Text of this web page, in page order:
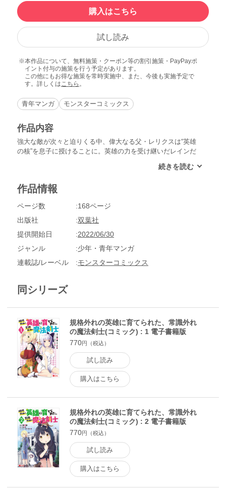
購入はこちら
試し読み
本作品について、無料施策・クーポン等の割引施策・PayPayポ
イント付与の施策を行う予定があります。
この他にもお得な施策を常時実施中、また、今後も実施予定で
す。詳しくは こちら 。
青年マンガ モンスターコミックス
作品内容
強大な敵が次々と迫りくる中、偉大なる父・レリクスは“英雄
の核”を息子に授けることに。英雄の力を受け継いだレインだ
った・・・・・・。レインは仲間のため、世界の平和を守るた
世界転生ファンタジー、感動のフィナーレ!!
作品情報
ページ数
168ページ
出版社
双葉社
提供開始日
2022/06/30
ジャンル
少年・青年マンガ
連載誌/レーベル
モンスターコミックス
同シリーズ
規格外れの英雄に育てられた、常識外れ
の魔法剣士(コミック) : 1 電子書籍版
770円（税込）
試し読み
購入はこちら
規格外れの英雄に育てられた、常識外れ
の魔法剣士(コミック) : 2 電子書籍版
770円（税込）
試し読み
購入はこちら